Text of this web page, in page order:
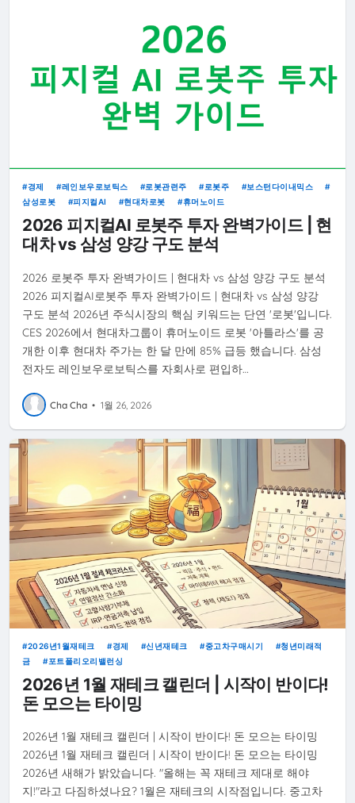
경제 레인보우로보틱스 로봇관련주 로봇주
보스턴다이내믹스
삼성로봇
피지컬AI 현대차로봇 휴머노이드
2026 피지컬AI 로봇주 투자 완벽가이드 | 현
대차 vs 삼성 양강 구도 분석
2026 로봇주 투자 완벽가이드 | 현대차 vs 삼성 양강 구도 분석
2026 피지컬AI로봇주 투자 완벽가이드 | 현대차 vs 삼성 양강
구도 분석 2026년 주식시장의 핵심 키워드는 단연 '로봇'입니다.
CES 2026에서 현대차그룹이 휴머노이드 로봇 '아틀라스'를 공
개한 이후 현대차 주가는 한 달 만에 85% 급등 했습니다. 삼성
전자도 레인보우로보틱스를 자회사로 편입하…
Cha Cha • 1월 26, 2026
2026년1월재테크 경제 신년재테크 중고차구매시기
청년미래적
금
포트폴리오리밸런싱
2026년 1월 재테크 캘린더 | 시작이 반이다!
돈 모으는 타이밍
2026년 1월 재테크 캘린더 | 시작이 반이다! 돈 모으는 타이밍
2026년 1월 재테크 캘린더 | 시작이 반이다! 돈 모으는 타이밍
2026년 새해가 밝았습니다. "올해는 꼭 재테크 제대로 해야
지!"라고 다짐하셨나요? 1월은 재테크의 시작점입니다. 중고차